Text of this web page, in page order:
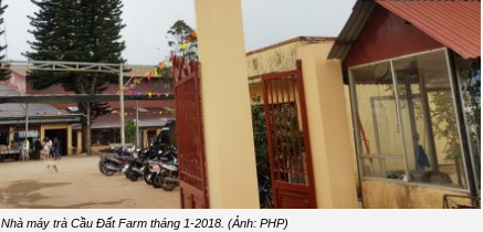
Nhà máy trà Cầu Đất Farm tháng 1-2018. (Ảnh: PHP)